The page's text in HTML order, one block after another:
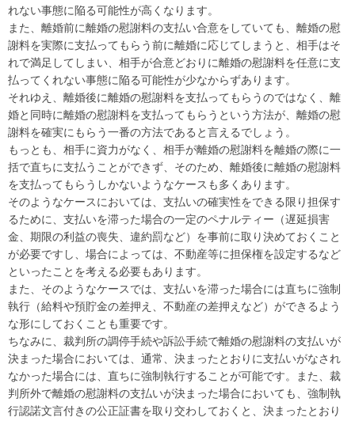
れない事態に陥る可能性が高くなります。
また、離婚前に離婚の慰謝料の支払い合意をしていても、離婚の慰
謝料を実際に支払ってもらう前に離婚に応じてしまうと、相手はそ
れで満足してしまい、相手が合意どおりに離婚の慰謝料を任意に支
払ってくれない事態に陥る可能性が少なからずあります。
それゆえ、離婚後に離婚の慰謝料を支払ってもらうのではなく、離
婚と同時に離婚の慰謝料を支払ってもらうという方法が、離婚の慰
謝料を確実にもらう一番の方法であると言えるでしょう。
もっとも、相手に資力がなく、相手が離婚の慰謝料を離婚の際に一
括で直ちに支払うことができず、そのため、離婚後に離婚の慰謝料
を支払ってもらうしかないようなケースも多くあります。
そのようなケースにおいては、支払いの確実性をできる限り担保す
るために、支払いを滞った場合の一定のペナルティー（遅延損害
金、期限の利益の喪失、違約罰など）を事前に取り決めておくこと
が必要ですし、場合によっては、不動産等に担保権を設定するなど
といったことを考える必要もあります。
また、そのようなケースでは、支払いを滞った場合には直ちに強制
執行（給料や預貯金の差押え、不動産の差押えなど）ができるよう
な形にしておくことも重要です。
ちなみに、裁判所の調停手続や訴訟手続で離婚の慰謝料の支払いが
決まった場合においては、通常、決まったとおりに支払いがなされ
なかった場合には、直ちに強制執行することが可能です。また、裁
判所外で離婚の慰謝料の支払いが決まった場合においても、強制執
行認諾文言付きの公正証書を取り交わしておくと、決まったとおり